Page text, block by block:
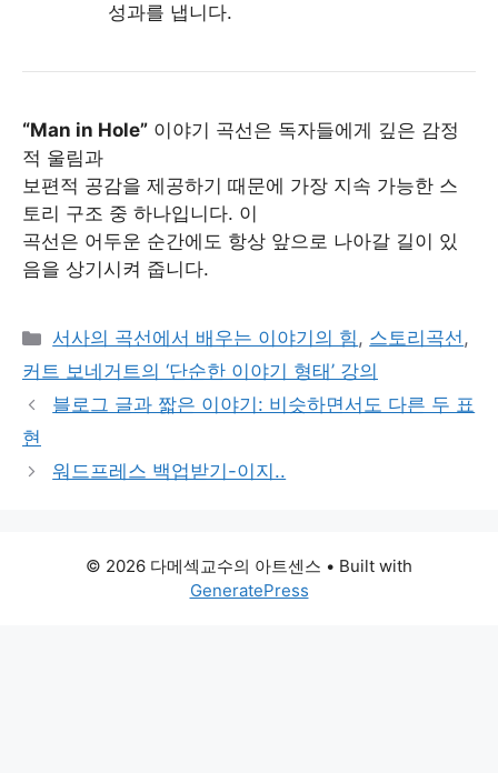
성과를 냅니다.
“Man in Hole” 이야기 곡선은 독자들에게 깊은 감정
적 울림과
보편적 공감을 제공하기 때문에 가장 지속 가능한 스
토리 구조 중 하나입니다. 이
곡선은 어두운 순간에도 항상 앞으로 나아갈 길이 있
음을 상기시켜 줍니다.
Categories
서사의 곡선에서 배우는 이야기의 힘, 스토리곡선,
커트 보네거트의 ‘단순한 이야기 형태’ 강의
블로그 글과 짧은 이야기: 비슷하면서도 다른 두 표
현
워드프레스 백업받기-이지..
© 2026 다메섹교수의 아트센스 • Built with
GeneratePress